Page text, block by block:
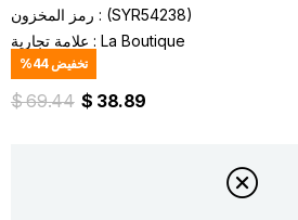
رمز المخزون
(SYR54238)
علامة تجارية : La Boutique
%44تخفيض
$ 69.44 $ 38.89